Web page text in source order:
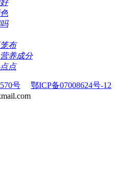
布
养成分
点
号
鄂ICP备07008624号-12